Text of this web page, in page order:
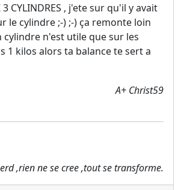
3 CYLINDRES , j'ete sur qu'il y avait
le cylindre ;-) ;-) ça remonte loin
cylindre n'est utile que sur les
1 kilos alors ta balance te sert a
A+ Christ59
,rien ne se cree ,tout se transforme.